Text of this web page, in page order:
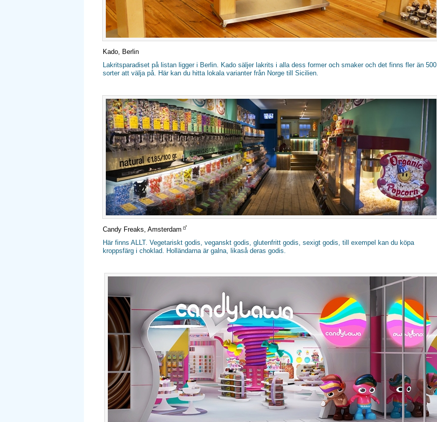
Kado, Berlin
Lakritsparadiset på listan ligger i Berlin. Kado säljer lakrits i alla dess former och smaker och det finns fler än 500
sorter att välja på. Här kan du hitta lokala varianter från Norge till Sicilien.
Candy Freaks, Amsterdam
Här finns ALLT. Vegetariskt godis, veganskt godis, glutenfritt godis, sexigt godis, till exempel kan du köpa
kroppsfärg i choklad. Holländarna är galna, likaså deras godis.